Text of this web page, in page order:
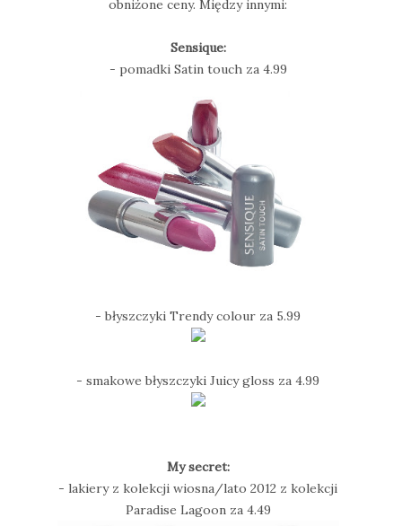
obniżone ceny. Między innymi:
Sensique:
- pomadki Satin touch za 4.99
- błyszczyki Trendy colour za 5.99
- smakowe błyszczyki Juicy gloss za 4.99
My secret:
- lakiery z kolekcji wiosna/lato 2012 z kolekcji
Paradise Lagoon za 4.49